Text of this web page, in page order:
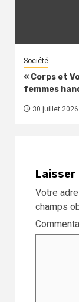
Société
« Corps et
femmes
30 juillet 2026
Laisser
Votre
champs